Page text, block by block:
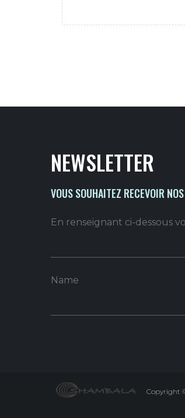
NEWSLETTER
VOUS SOUHAITEZ RECEVOIR
En renseignant ci-dessous
Name
Copyright